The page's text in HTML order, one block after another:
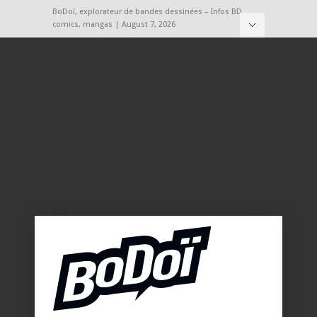
BoDoï, explorateur de bandes dessinées – Infos BD,
comics, mangas | August 7, 2026